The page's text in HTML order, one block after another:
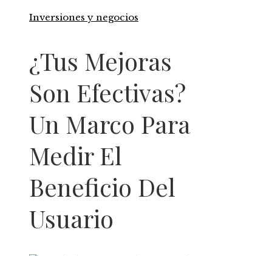
Inversiones y negocios
¿Tus Mejoras
Son Efectivas?
Un Marco Para
Medir El
Beneficio Del
Usuario